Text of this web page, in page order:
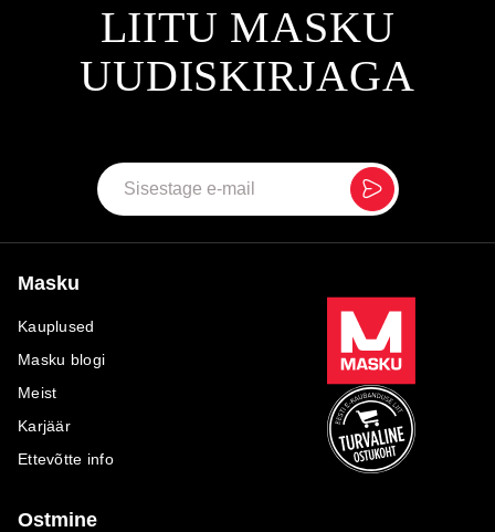
LIITU MASKU
UUDISKIRJAGA
Masku
Kauplused
Masku blogi
Meist
Karjäär
Ettevõtte info
Ostmine